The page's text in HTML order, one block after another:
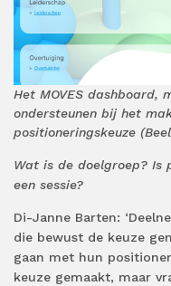
Het MOVES
ondersteunen bij het
positioneringskeuze
Wat is de doelgroep?
een sessie?
Di-Janne Barten:
die bewust de keuze
gaan met hun
keuze gemaakt, maar